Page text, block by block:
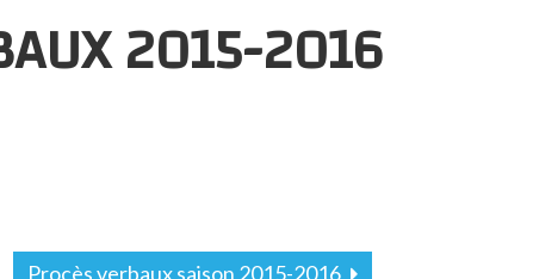
2015-2016
Procès verbaux saison 2015-2016